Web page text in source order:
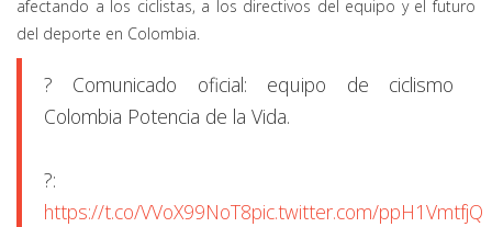
afectando a los ciclistas, a los directivos del equipo y el futuro
del deporte en Colombia.
? Comunicado oficial: equipo de ciclismo
Colombia Potencia de la Vida.
?:
https://t.co/VVoX99NoT8pic.twitter.com/ppH1VmtfjQ